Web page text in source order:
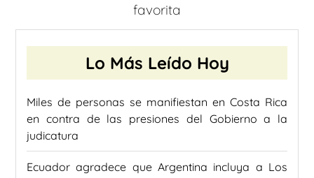
favorita
Lo Más Leído Hoy
Miles de personas se manifiestan en Costa Rica
en contra de las presiones del Gobierno a la
judicatura
Ecuador agradece que Argentina incluya a Los